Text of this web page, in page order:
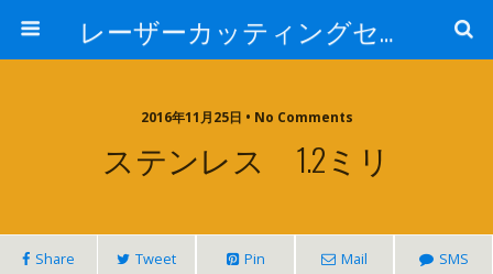
レーザーカッティングセンター 株式会社 中本鉄工所
2016年11月25日 • No Comments
ステンレス 1.2ミリ
Share Tweet Pin Mail SMS